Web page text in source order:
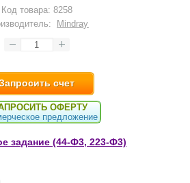
Код товара: 8258
Mindray
счет
ОФЕРТУ
предложение
задание (44-Ф3, 223-Ф3)